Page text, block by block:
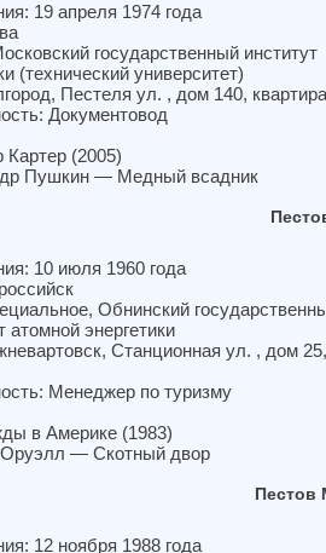
19 апреля 1974 года
государственный институт
(технический университет)
Пестеля ул. , дом 140,
Документовод
(2005)
Пушкин — Медный всадник
10 июля 1960 года
Обнинский
атомной энергетики
Станционная ул. , дом 25,
Менеджер по туризму
в Америке (1983)
— Скотный двор
Пестов
12 ноября 1988 года